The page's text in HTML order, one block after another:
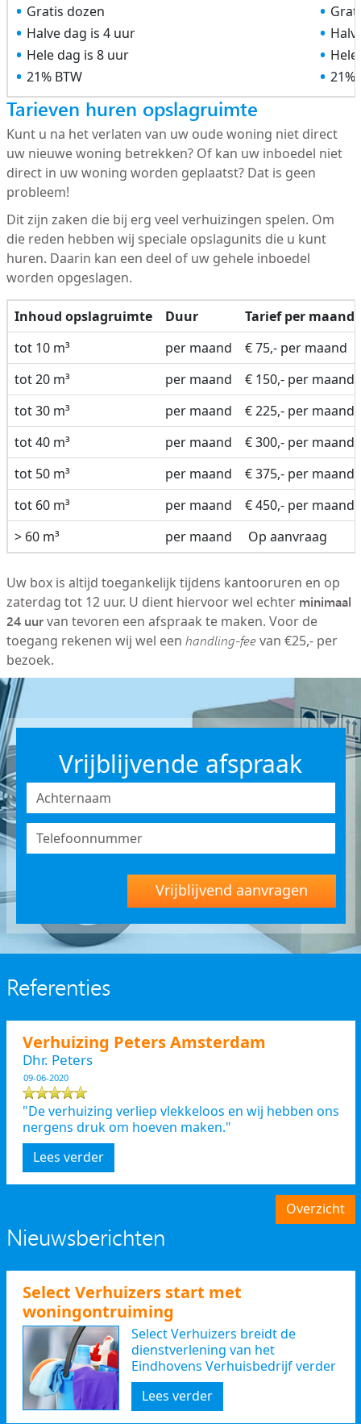
Gratis dozen
Halve dag is 4 uur
Hele dag is 8 uur
21% BTW
21%
Tarieven huren opslagruimte
Kunt u na het verlaten van uw oude woning niet direct
uw nieuwe woning betrekken? Of kan uw inboedel niet
direct in uw woning worden geplaatst? Dat is geen
probleem!
Dit zijn zaken die bij erg veel verhuizingen spelen. Om
die reden hebben wij speciale opslagunits die u kunt
huren. Daarin kan een deel of uw gehele inboedel
worden opgeslagen.
Inhoud opslagruimte Duur
Tarief per maand
tot 10 m³
per maand
€ 75,- per maand
tot 20 m³
per maand
€ 150,- per maand
tot 30 m³
per maand
€ 225,- per maand
tot 40 m³
per maand
€ 300,- per maand
tot 50 m³
per maand
€ 375,- per maand
tot 60 m³
per maand
€ 450,- per maand
> 60 m³
per maand Op aanvraag
Uw box is altijd toegankelijk tijdens kantooruren en op
zaterdag tot 12 uur. U dient hiervoor wel echter minimaal
24 uurvan tevoren een afspraak te maken. Voor de
toegang rekenen wij wel een handling-feevan €25,- per
bezoek.
Vrijblijvende afspraak
Vrijblijvend aanvragen
Referenties
Verhuizing Peters Amsterdam
Dhr. Peters
09-06-2020
"De verhuizing verliep vlekkeloos en wij hebben ons
nergens druk om hoeven maken."
Lees verder
Overzicht
Nieuwsberichten
Select Verhuizers start met
woningontruiming
Select Verhuizers breidt de
dienstverlening van het
Eindhovens Verhuisbedrijf verder
uit
Lees verder